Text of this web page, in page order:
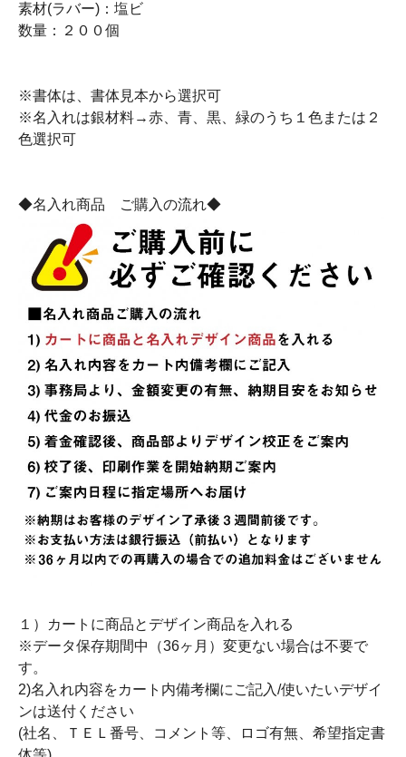
素材(ラバー)：塩ビ
数量：２００個
※書体は、書体見本から選択可
※名入れは銀材料→赤、青、黒、緑のうち１色または２
色選択可
◆名入れ商品 ご購入の流れ◆
１）カートに商品とデザイン商品を入れる
※データ保存期間中（36ヶ月）変更ない場合は不要で
す。
2)名入れ内容をカート内備考欄にご記入/使いたいデザイ
ンは送付ください
(社名、ＴＥＬ番号、コメント等、ロゴ有無、希望指定書